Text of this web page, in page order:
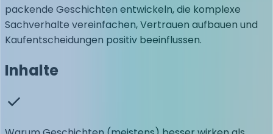
packende Geschichten entwickeln, die komplexe
Sachverhalte vereinfachen, Vertrauen aufbauen und
Kaufentscheidungen positiv beeinflussen.
Inhalte